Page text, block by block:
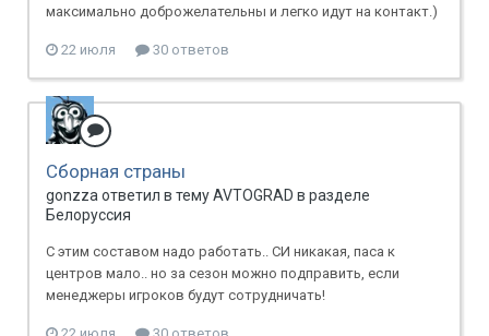
максимально доброжелательны и легко идут на контакт.)
22 июля 30 ответов
Сборная страны
gonzza ответил в тему AVTOGRAD в разделе
Белоруссия
С этим составом надо работать.. СИ никакая, паса к
центров мало.. но за сезон можно подправить, если
менеджеры игроков будут сотрудничать!